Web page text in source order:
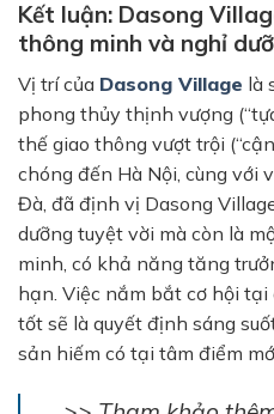
Kết luận: Dasong
thông minh và nghỉ
Vị trí của Dasong Village là
phong thủy thịnh vượng
thế giao thông vượt trội
chóng đến Hà Nội, cùng với
Đà, đã định vị Dasong
dưỡng tuyệt vời mà còn là
minh, có khả năng tăng
hạn. Việc nắm bắt cơ hội
tốt sẽ là quyết định sáng
sản hiếm có tại tâm điểm